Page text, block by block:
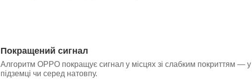
Покращений сигнал
Алгоритм OPPO покращує сигнал у місцях зі слабким покриттям — у
підземці чи серед натовпу.